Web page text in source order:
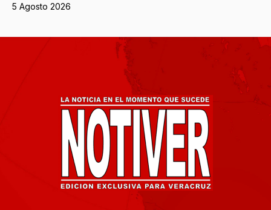
5 Agosto 2026